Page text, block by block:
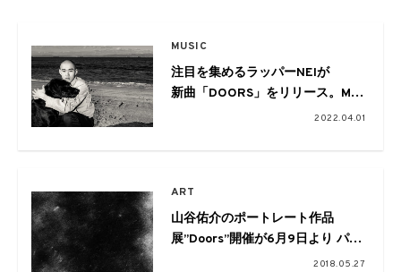
MUSIC
注目を集めるラッパーNEIが
新曲「DOORS」をリリース。MV
2022.04.01
ART
山谷佑介のポートレート作品
展”Doors”開催が6月9日より パフ
2018.05.27